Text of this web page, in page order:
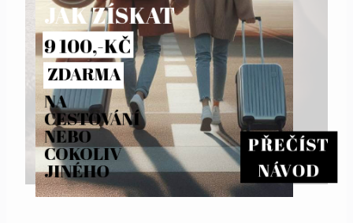
JAK ZÍSKAT
ZDARMA
PŘEČÍST
NÁVOD
9 100,-KČ
NA
CESTOVÁNÍ
NEBO
COKOLIV
JINÉHO